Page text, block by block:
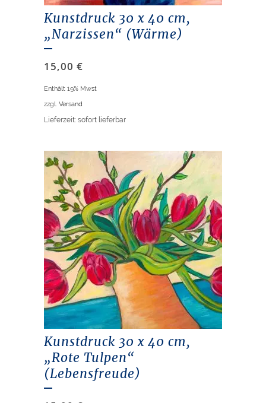
Kunstdruck 30 x 40 cm,
„Narzissen“ (Wärme)
15,00 €
Enthält 19% Mwst
zzgl. Versand
Lieferzeit: sofort lieferbar
Kunstdruck 30 x 40 cm,
„Rote Tulpen“
(Lebensfreude)